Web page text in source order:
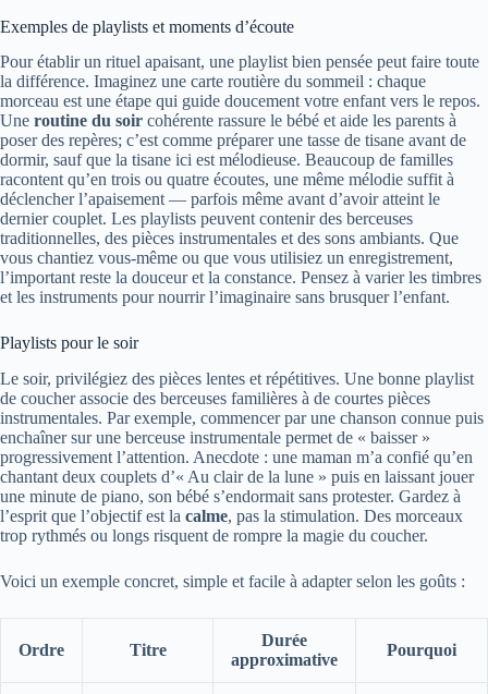
Exemples de playlists et moments d’écoute
Pour établir un rituel apaisant, une playlist bien pensée peut faire toute
la différence. Imaginez une carte routière du sommeil : chaque
morceau est une étape qui guide doucement votre enfant vers le repos.
Une routine du soir cohérente rassure le bébé et aide les parents à
poser des repères; c’est comme préparer une tasse de tisane avant de
dormir, sauf que la tisane ici est mélodieuse. Beaucoup de familles
racontent qu’en trois ou quatre écoutes, une même mélodie suffit à
déclencher l’apaisement — parfois même avant d’avoir atteint le
dernier couplet. Les playlists peuvent contenir des berceuses
traditionnelles, des pièces instrumentales et des sons ambiants. Que
vous chantiez vous-même ou que vous utilisiez un enregistrement,
l’important reste la douceur et la constance. Pensez à varier les timbres
et les instruments pour nourrir l’imaginaire sans brusquer l’enfant.
Playlists pour le soir
Le soir, privilégiez des pièces lentes et répétitives. Une bonne playlist
de coucher associe des berceuses familières à de courtes pièces
instrumentales. Par exemple, commencer par une chanson connue puis
enchaîner sur une berceuse instrumentale permet de « baisser »
progressivement l’attention. Anecdote : une maman m’a confié qu’en
chantant deux couplets d’« Au clair de la lune » puis en laissant jouer
une minute de piano, son bébé s’endormait sans protester. Gardez à
l’esprit que l’objectif est la calme, pas la stimulation. Des morceaux
trop rythmés ou longs risquent de rompre la magie du coucher.
Voici un exemple concret, simple et facile à adapter selon les goûts :
Ordre Titre
Durée
approximative
Pourquoi